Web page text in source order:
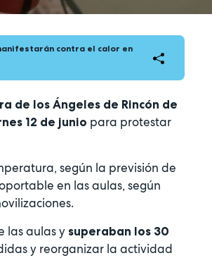
contra el calor en
de los Ángeles de Rincón de
12 de junio para protestar
según la previsión de
en las aulas, según
las aulas y superaban los 30
y reorganizar la actividad